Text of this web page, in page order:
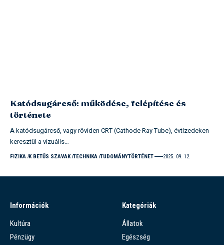
Katódsugárcső: működése, felépítése és
története
A katódsugárcső, vagy röviden CRT (Cathode Ray Tube), évtizedeken
keresztül a vizuális…
FIZIKA K BETŰS SZAVAK TECHNIKA TUDOMÁNYTÖRTÉNET 2025. 09. 12.
Információk
Kultúra
Pénzügy
Kategóriák
Állatok
Egészség